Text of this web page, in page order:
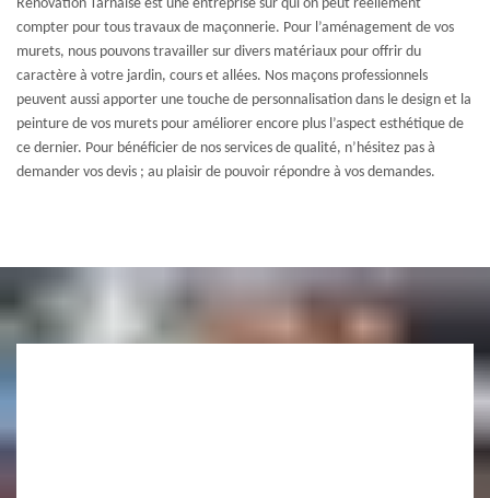
Renovation Tarnaise est une entreprise sur qui on peut réellement
compter pour tous travaux de maçonnerie. Pour l’aménagement de vos
murets, nous pouvons travailler sur divers matériaux pour offrir du
caractère à votre jardin, cours et allées. Nos maçons professionnels
peuvent aussi apporter une touche de personnalisation dans le design et la
peinture de vos murets pour améliorer encore plus l’aspect esthétique de
ce dernier. Pour bénéficier de nos services de qualité, n’hésitez pas à
demander vos devis ; au plaisir de pouvoir répondre à vos demandes.